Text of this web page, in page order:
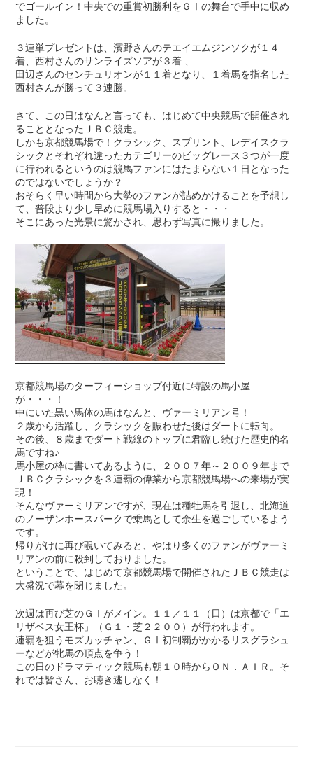
でゴールイン！中央での重賞初勝利をＧⅠの舞台で手中に収め
ました。
３連単プレゼントは、濱野さんのテエイエムジンソクが１４
着、西村さんのサンライズソアが３着 、
田辺さんのセンチュリオンが１１着となり、１着馬を指名した
西村さんが勝って３連勝。
さて、この日はなんと言っても、はじめて中央競馬で開催され
ることとなったＪＢＣ競走。
しかも京都競馬場で！クラシック、スプリント、レデイスクラ
シックとそれぞれ違ったカテゴリーのビッグレース３つが一度
に行われるというのは競馬ファンにはたまらない１日となった
のではないでしょうか？
おそらく早い時間から大勢のファンが詰めかけることを予想し
て、普段より少し早めに競馬場入りすると・・・
そこにあった光景に驚かされ、思わず写真に撮りました。
京都競馬場のターフィーショップ付近に特設の馬小屋
が・・・！
中にいた黒い馬体の馬はなんと、ヴァーミリアン号！
２歳から活躍し、クラシックを賑わせた後はダートに転向。
その後、８歳までダート戦線のトップに君臨し続けた歴史的名
馬ですね♪
馬小屋の枠に書いてあるように、２００７年～２００９年まで
ＪＢＣクラシックを３連覇の偉業から京都競馬場への来場が実
現！
そんなヴァーミリアンですが、現在は種牡馬を引退し、北海道
のノーザンホースパークで乗馬として余生を過ごしているよう
です。
帰りがけに再び覗いてみると、やはり多くのファンがヴァーミ
リアンの前に殺到しておりました。
ということで、はじめて京都競馬場で開催されたＪＢＣ競走は
大盛況で幕を閉じました。
次週は再び芝のＧⅠがメイン。１１／１１（日）は京都で「エ
リザベス女王杯」（Ｇ１・芝２２００）が行われます。
連覇を狙うモズカッチャン、ＧⅠ初制覇がかかるリスグラシュ
ーなどが牝馬の頂点を争う！
この日のドラマティック競馬も朝１０時からＯＮ．ＡＩＲ。そ
れでは皆さん、お聴き逃しなく！